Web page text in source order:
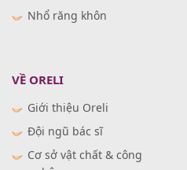
Nhổ răng khôn
VỀ ORELI
Giới thiệu Oreli
Đội ngũ bác sĩ
Cơ sở vật chất & công